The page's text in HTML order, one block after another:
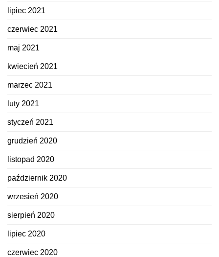
lipiec 2021
czerwiec 2021
maj 2021
kwiecień 2021
marzec 2021
luty 2021
styczeń 2021
grudzień 2020
listopad 2020
październik 2020
wrzesień 2020
sierpień 2020
lipiec 2020
czerwiec 2020